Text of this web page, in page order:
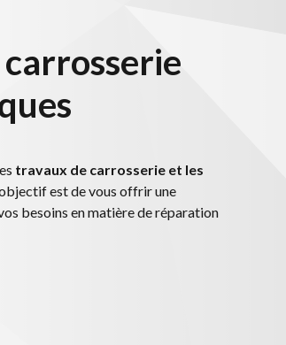
travaux de carrosserie et les
est de vous offrir une
besoins en matière de réparation